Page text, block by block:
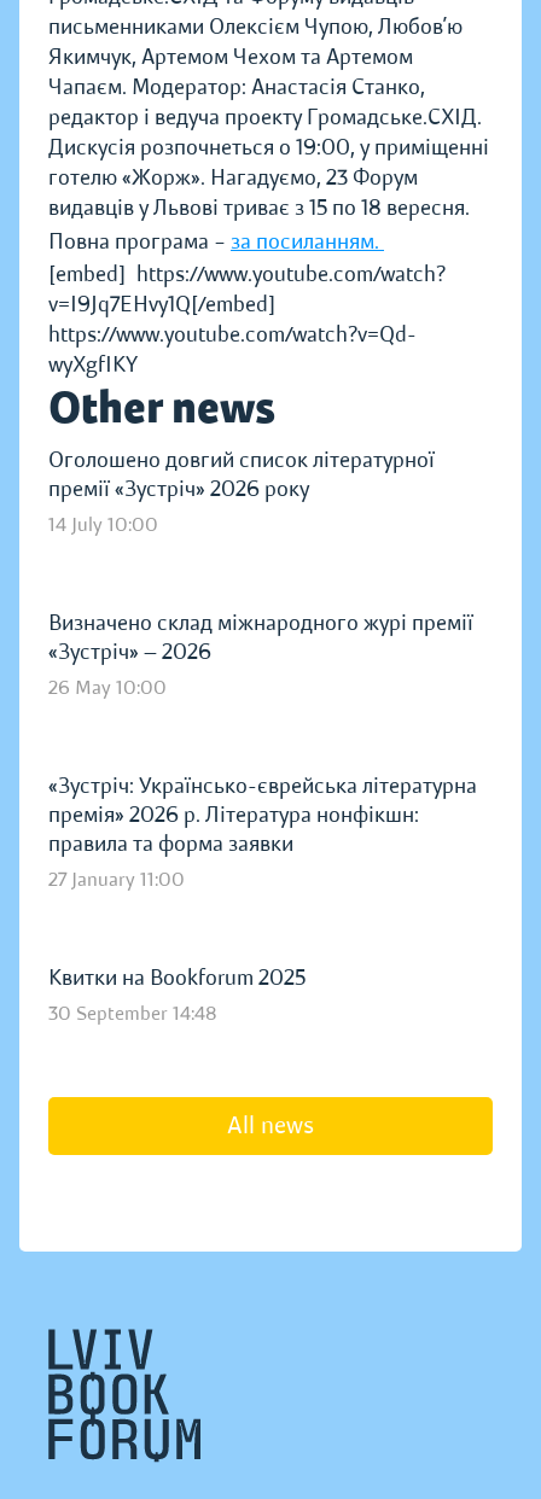
письменниками Олексієм Чупою, Любов’ю
Якимчук, Артемом Чехом та Артемом
Чапаєм. Модератор: Анастасія Станко,
редактор і ведуча проекту Громадське.СХІД.
Дискусія розпочнеться о 19:00, у приміщенні
готелю «Жорж». Нагадуємо, 23 Форум
видавців у Львові триває з 15 по 18 вересня.
Повна програма – за посиланням.
[embed]https://www.youtube.com/watch?
v=I9Jq7EHvy1Q[/embed]
https://www.youtube.com/watch?v=Qd-
wyXgfIKY
Other news
Оголошено довгий список літературної
премії «Зустріч» 2026 року
14 July 10:00
Визначено склад міжнародного журі премії
«Зустріч» — 2026
26 May 10:00
«Зустріч: Українсько-єврейська літературна
премія» 2026 р. Література нонфікшн:
правила та форма заявки
27 January 11:00
Квитки на Bookforum 2025
30 September 14:48
All news